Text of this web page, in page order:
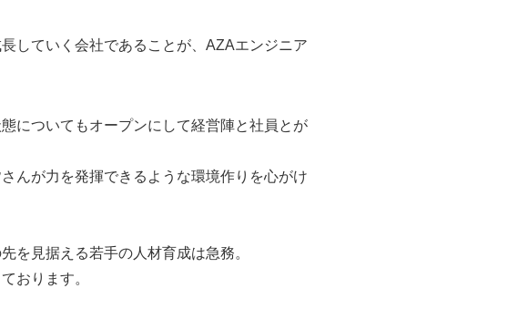
していく会社であることが、AZAエンジニア
についてもオープンにして経営陣と社員とが
んが力を発揮できるような環境作りを心がけ
を見据える若手の人材育成は急務。
おります。